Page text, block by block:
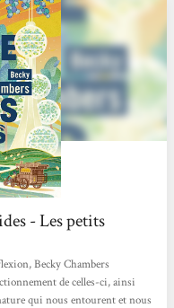
- Les petits
Becky Chambers
de celles-ci, ainsi
qui nous entourent et nous